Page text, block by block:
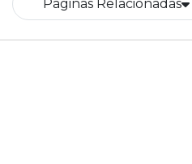
Páginas Relacionadas